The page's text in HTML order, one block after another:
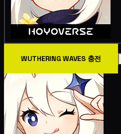
WUTHERING WAVES 충전